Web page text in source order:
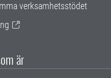
verksamhetsstödet
är